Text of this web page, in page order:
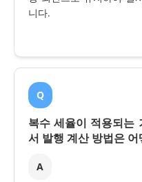
니다.
Q
복수 세율이 적용되는
서 발행 계산 방법은
A